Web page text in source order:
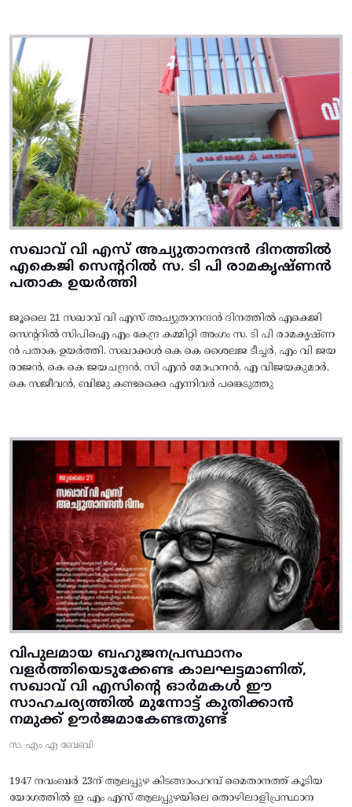
സഖാവ് വി എസ് അച്യുതാനന്ദൻ ദിനത്തിൽ
എകെജി സെന്ററിൽ സ. ടി പി രാമകൃഷ്‌ണൻ
പതാക ഉയർത്തി
ജൂലൈ 21 സഖാവ് വി എസ് അച്യുതാനന്ദൻ ദിനത്തിൽ എകെജി
സെന്ററിൽ സിപിഐ എം കേന്ദ്ര കമ്മിറ്റി അംഗം സ. ടി പി രാമകൃഷ്‌ണ
ൻ പതാക ഉയർത്തി. സഖാക്കൾ കെ കെ ശൈലജ ടീച്ചർ, എം വി ജയ
രാജൻ, കെ കെ ജയചന്ദ്രൻ, സി എൻ മോഹനൻ, എ വിജയകുമാർ,
കെ സജീവൻ, ബിജു കണ്ടക്കൈ എന്നിവർ പങ്കെടുത്തു
വിപുലമായ ബഹുജനപ്രസ്ഥാനം
വളർത്തിയെടുക്കേണ്ട കാലഘട്ടമാണിത്,
സഖാവ് വി എസിന്റെ ഓർമകൾ ഈ
സാഹചര്യത്തിൽ മുന്നോട്ട്‌ കുതിക്കാൻ
നമുക്ക് ഊർജമാകേണ്ടതുണ്ട്
സ. എം എ ബേബി
1947 നവംബർ 23ന് ആലപ്പുഴ കിടങ്ങാംപറമ്പ്‌ മൈതാനത്ത്‌ കൂടിയ
യോഗത്തിൽ ഇ എം എസ് ആലപ്പുഴയിലെ തൊഴിലാളിപ്രസ്ഥാന